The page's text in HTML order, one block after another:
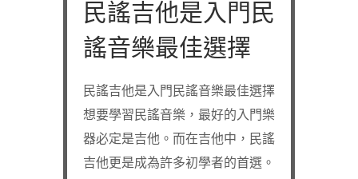
民謠吉他是入門民
謠音樂最佳選擇
民謠吉他是入門民謠音樂最佳選擇
想要學習民謠音樂，最好的入門樂
器必定是吉他。而在吉他中，民謠
吉他更是成為許多初學者的首選。